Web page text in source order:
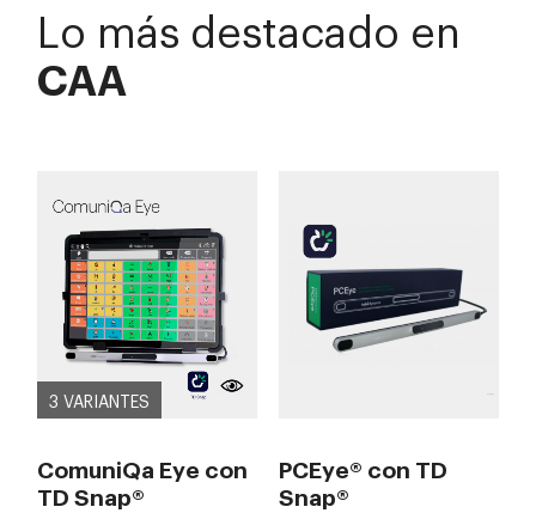
Lo más destacado en
CAA
3 VARIANTES
ComuniQa Eye con
TD Snap®
PCEye® con TD
Snap®